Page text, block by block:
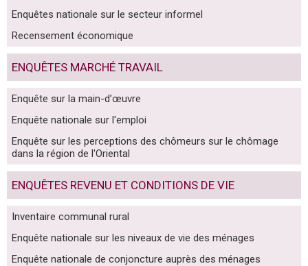
Enquêtes nationale sur le secteur informel
Recensement économique
ENQUÊTES MARCHÉ TRAVAIL
Enquête sur la main-d’œuvre
Enquête nationale sur l'emploi
Enquête sur les perceptions des chômeurs sur le chômage
dans la région de l'Oriental
ENQUÊTES REVENU ET CONDITIONS DE VIE
Inventaire communal rural
Enquête nationale sur les niveaux de vie des ménages
Enquête nationale de conjoncture auprès des ménages